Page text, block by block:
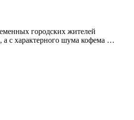
городских жителей
а с характерного шума кофема …